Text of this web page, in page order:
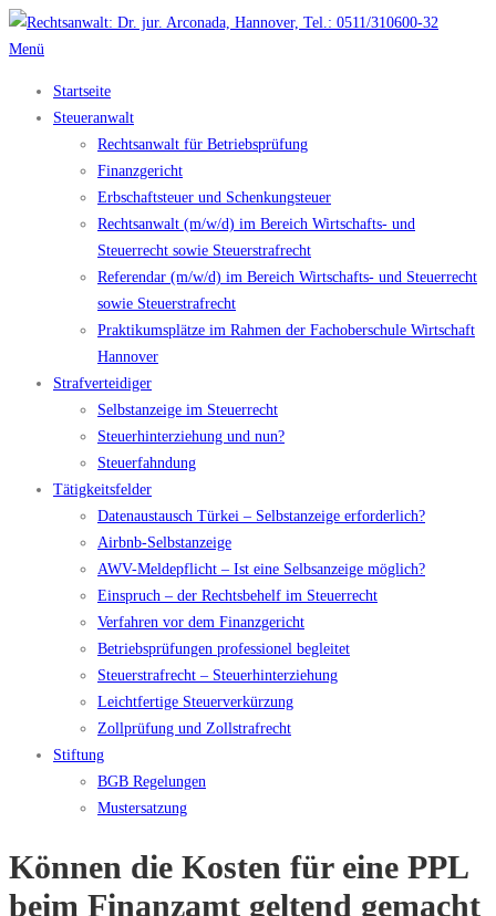
Zum
Inhalt
Menü
Startseite
Steueranwalt
Rechtsanwalt für Betriebsprüfung
Finanzgericht
Erbschaftsteuer und Schenkungsteuer
Rechtsanwalt (m/w/d) im Bereich Wirtschafts- und
Steuerrecht sowie Steuerstrafrecht
Referendar (m/w/d) im Bereich Wirtschafts- und Steuerrecht
sowie Steuerstrafrecht
Praktikumsplätze im Rahmen der Fachoberschule Wirtschaft
Hannover
Strafverteidiger
Selbstanzeige im Steuerrecht
Steuerhinterziehung und nun?
Steuerfahndung
Tätigkeitsfelder
Datenaustausch Türkei – Selbstanzeige erforderlich?
Airbnb-Selbstanzeige
AWV-Meldepflicht – Ist eine Selbsanzeige möglich?
Einspruch – der Rechtsbehelf im Steuerrecht
Verfahren vor dem Finanzgericht
Betriebsprüfungen professionel begleitet
Steuerstrafrecht – Steuerhinterziehung
Leichtfertige Steuerverkürzung
Zollprüfung und Zollstrafrecht
Stiftung
BGB Regelungen
Mustersatzung
Können die Kosten für eine PPL
beim Finanzamt geltend gemacht